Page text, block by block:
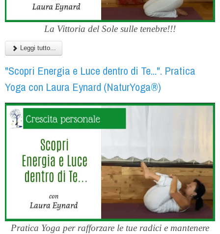
La Vittoria del Sole sulle tenebre!!!
Leggi tutto...
"Scopri Energia e Luce dentro di Te...". Pratica
Yoga con Laura Eynard (NaturYoga®)
Pratica Yoga per rafforzare le tue radici e mantenere